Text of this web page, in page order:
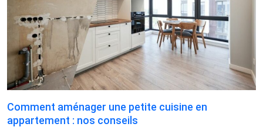
Comment aménager une petite cuisine en
appartement : nos conseils